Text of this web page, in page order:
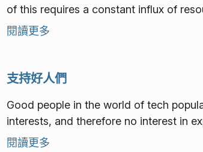
of this requires a constant influx of
閱讀更多
支持好人們
Good people in the world of tech
interests, and therefore no interest in
閱讀更多